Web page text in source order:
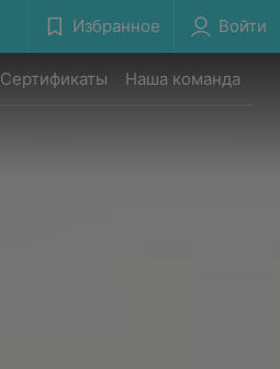
Избранное Войти
Сертификаты Наша команда